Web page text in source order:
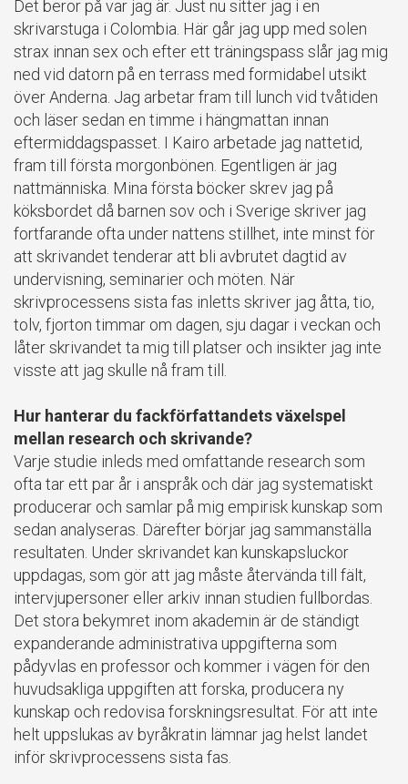
Det beror på var jag är. Just nu sitter jag i en
skrivarstuga i Colombia. Här går jag upp med solen
strax innan sex och efter ett träningspass slår jag mig
ned vid datorn på en terrass med formidabel utsikt
över Anderna. Jag arbetar fram till lunch vid tvåtiden
och läser sedan en timme i hängmattan innan
eftermiddagspasset. I Kairo arbetade jag nattetid,
fram till första morgonbönen. Egentligen är jag
nattmänniska. Mina första böcker skrev jag på
köksbordet då barnen sov och i Sverige skriver jag
fortfarande ofta under nattens stillhet, inte minst för
att skrivandet tenderar att bli avbrutet dagtid av
undervisning, seminarier och möten. När
skrivprocessens sista fas inletts skriver jag åtta, tio,
tolv, fjorton timmar om dagen, sju dagar i veckan och
låter skrivandet ta mig till platser och insikter jag inte
visste att jag skulle nå fram till.
Hur hanterar du fackförfattandets växelspel
mellan research och skrivande?
Varje studie inleds med omfattande research som
ofta tar ett par år i anspråk och där jag systematiskt
producerar och samlar på mig empirisk kunskap som
sedan analyseras. Därefter börjar jag sammanställa
resultaten. Under skrivandet kan kunskapsluckor
uppdagas, som gör att jag måste återvända till fält,
intervjupersoner eller arkiv innan studien fullbordas.
Det stora bekymret inom akademin är de ständigt
expanderande administrativa uppgifterna som
pådyvlas en professor och kommer i vägen för den
huvudsakliga uppgiften att forska, producera ny
kunskap och redovisa forskningsresultat. För att inte
helt uppslukas av byråkratin lämnar jag helst landet
inför skrivprocessens sista fas.